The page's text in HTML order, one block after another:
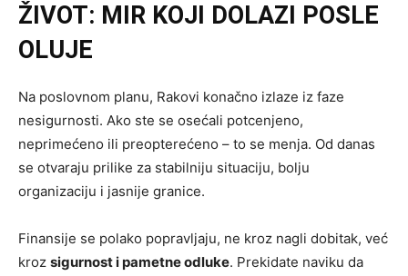
ŽIVOT: MIR KOJI DOLAZI POSLE
OLUJE
Na poslovnom planu, Rakovi konačno izlaze iz faze
nesigurnosti. Ako ste se osećali potcenjeno,
neprimećeno ili preopterećeno – to se menja. Od danas
se otvaraju prilike za stabilniju situaciju, bolju
organizaciju i jasnije granice.
Finansije se polako popravljaju, ne kroz nagli dobitak, već
kroz sigurnost i pametne odluke. Prekidate naviku da